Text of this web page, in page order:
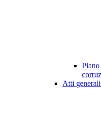
Atti generali